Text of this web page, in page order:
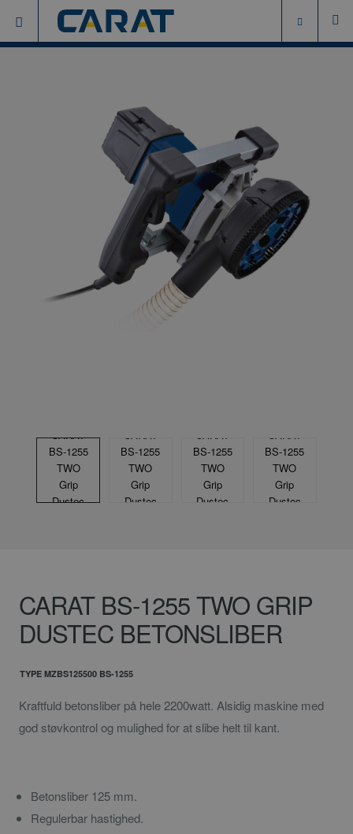
CARAT BS-1255 TWO GRIP
DUSTEC BETONSLIBER
TYPE MZBS125500 BS-1255
Kraftfuld betonsliber på hele 2200watt. Alsidig maskine med
god støvkontrol og mulighed for at slibe helt til kant.
Betonsliber 125 mm.
Regulerbar hastighed.